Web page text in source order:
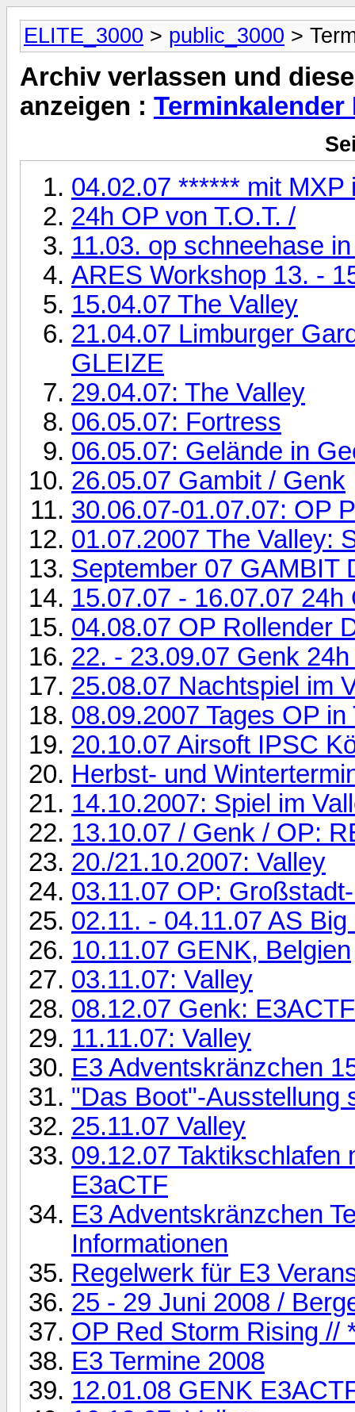
ELITE_3000 > public_3000 >
Archiv verlassen und
anzeigen : Terminkalender
04.02.07 ****** mit MXP
24h OP von T.O.T. /
11.03. op schneehase
ARES Workshop 13. -
15.04.07 The Valley
21.04.07 Limburger
GLEIZE
29.04.07: The Valley
06.05.07: Fortress
06.05.07: Gelände in
26.05.07 Gambit / Genk
30.06.07-01.07.07: OP
01.07.2007 The Valley:
September 07 GAMBIT
15.07.07 - 16.07.07
04.08.07 OP Rollender
22. - 23.09.07 Genk
25.08.07 Nachtspiel im
08.09.2007 Tages OP
20.10.07 Airsoft IPSC
Herbst- und
14.10.2007: Spiel im
13.10.07 / Genk / OP:
20./21.10.2007: Valley
03.11.07 OP:
02.11. - 04.11.07 AS
10.11.07 GENK, Belgien
03.11.07: Valley
08.12.07 Genk: E3ACTF
11.11.07: Valley
E3 Adventskränzchen
"Das Boot"-Ausstellung
25.11.07 Valley
09.12.07 Taktikschlafen
E3aCTF
E3 Adventskränzchen
Informationen
Regelwerk für E3
25 - 29 Juni 2008 /
OP Red Storm Rising //
E3 Termine 2008
12.01.08 GENK